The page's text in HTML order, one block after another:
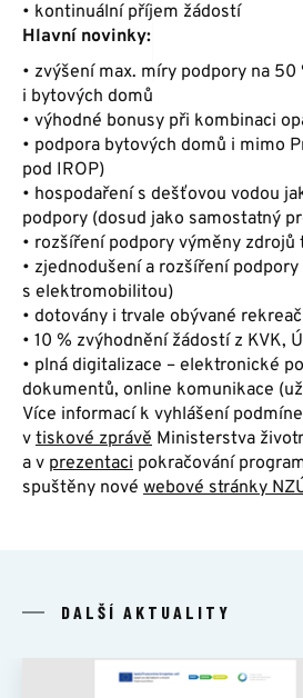
• kontinuální příjem žádostí
Hlavní novinky:
• zvýšení max. míry podpory na 50
i bytových domů
• výhodné bonusy při kombinaci
• podpora bytových domů i mimo
pod IROP)
• hospodaření s dešťovou vodou
podpory (dosud jako samostatný
• rozšíření podpory výměny zdrojů
• zjednodušení a rozšíření
s elektromobilitou)
• dotovány i trvale obývané
• 10 % zvýhodnění žádostí z KVK,
• plná digitalizace – elektronické
dokumentů, online komunikace
Více informací k vyhlášení
v tiskové zprávě Ministerstva
a v prezentaci pokračování
spuštěny nové webové stránky
DALŠÍ AKTUALITY